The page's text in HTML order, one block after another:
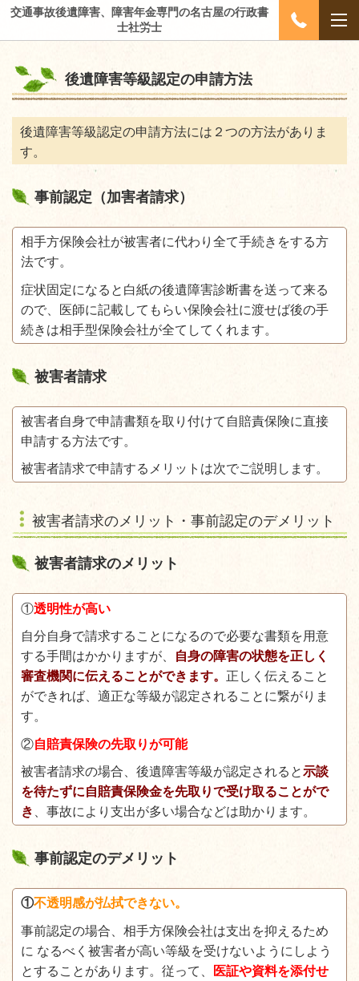
交通事故後遺障害、障害年金専門の名古屋の行政書
士社労士
後遺障害等級認定の申請方法
後遺障害等級認定の申請方法には２つの方法がありま
す。
事前認定（加害者請求）
相手方保険会社が被害者に代わり全て手続きをする方
法です。
症状固定になると白紙の後遺障害診断書を送って来る
ので、医師に記載してもらい保険会社に渡せば後の手
続きは相手型保険会社が全てしてくれます。
被害者請求
被害者自身で申請書類を取り付けて自賠責保険に直接
申請する方法です。
被害者請求で申請するメリットは次でご説明します。
被害者請求のメリット・事前認定のデメリット
被害者請求のメリット
①透明性が高い
自分自身で請求することになるので必要な書類を用意
する手間はかかりますが、
自身の障害の状態を正しく
審査機関に伝えることができます。 正しく伝えること
ができれば、適正な等級が認定されることに繋がりま
す。
②自賠責保険の先取りが可能
被害者請求の場合、後遺障害等級が認定されると示談
を待たずに自賠責保険金を先取りで受け取ることがで
き
、事故により支出が多い場合などは助かります。
事前認定のデメリット
①不透明感が払拭できない。
事前認定の場合、相手方保険会社は支出を抑えるため
に なるべく被害者が高い等級を受けないようにしよう
とすることがあります。従って、
医証や資料を添付せ